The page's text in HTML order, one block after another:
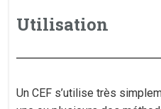
Utilisation
Un CEF s’utilise très